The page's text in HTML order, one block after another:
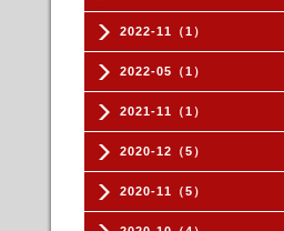
2022-11（1）
2022-05（1）
2021-11（1）
2020-12（5）
2020-11（5）